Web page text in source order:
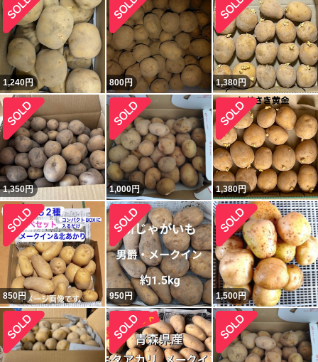
1,240円 800円 1,380円
1,350円 1,000円 1,380円
850円 950円 1,500円